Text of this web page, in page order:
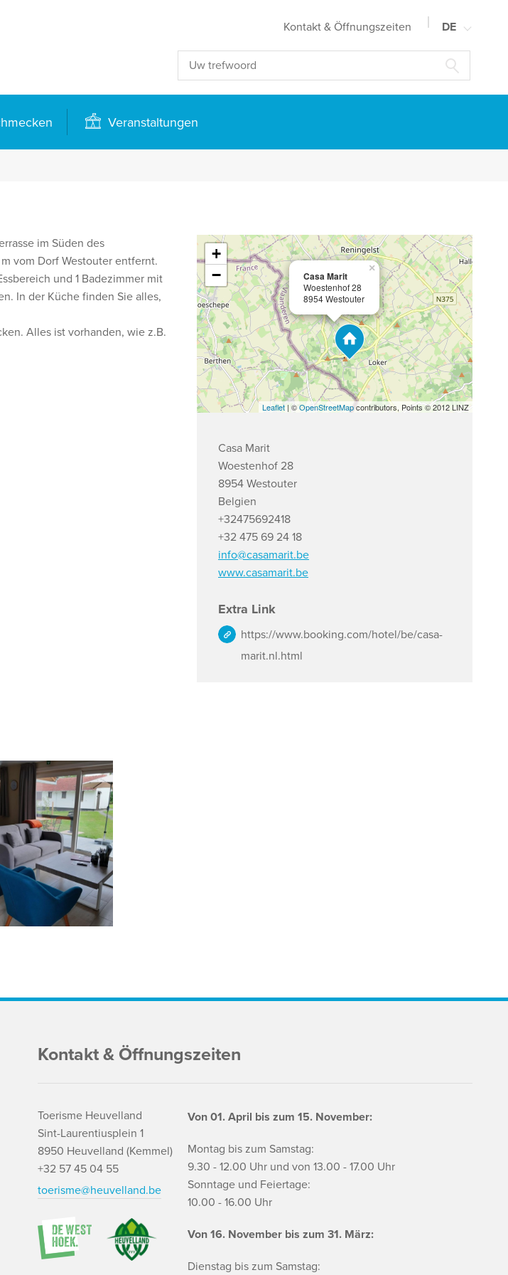
Kontakt & Öffnungszeiten DE
NL
Veranstaltungen
im Süden des
vom Dorf Westouter entfernt.
und 1 Badezimmer mit
In der Küche finden Sie alles,
Alles ist vorhanden, wie z.B.
Casa Marit
Woestenhof 28
8954 Westouter
×
+
−
Leaflet | ©OpenStreetMapcontributors, Points © 2012 LINZ
Casa Marit
Woestenhof 28
8954 Westouter
Belgien
+32475692418
+32 475 69 24 18
info@casamarit.be
www.casamarit.be
Extra Link
https://www.booking.com/hotel/be/casa-
marit.nl.html
Kontakt & Öffnungszeiten
Toerisme Heuvelland
Sint-Laurentiusplein 1
8950 Heuvelland (Kemmel)
+32 57 45 04 55
toerisme@heuvelland.be
Von 01. April bis zum 15. November:
Montag bis zum Samstag:
9.30 - 12.00 Uhr und von 13.00 - 17.00 Uhr
Sonntage und Feiertage:
10.00 - 16.00 Uhr
Von 16. November bis zum 31. März:
Dienstag bis zum Samstag: